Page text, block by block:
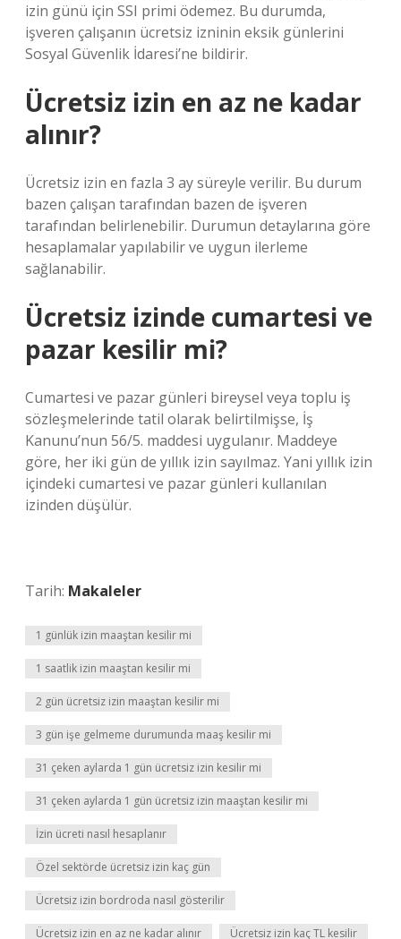
izin günü için SSI primi ödemez. Bu durumda,
işveren çalışanın ücretsiz izninin eksik günlerini
Sosyal Güvenlik İdaresi’ne bildirir.
Ücretsiz izin en az ne kadar
alınır?
Ücretsiz izin en fazla 3 ay süreyle verilir. Bu durum
bazen çalışan tarafından bazen de işveren
tarafından belirlenebilir. Durumun detaylarına göre
hesaplamalar yapılabilir ve uygun ilerleme
sağlanabilir.
Ücretsiz izinde cumartesi ve
pazar kesilir mi?
Cumartesi ve pazar günleri bireysel veya toplu iş
sözleşmelerinde tatil olarak belirtilmişse, İş
Kanunu’nun 56/5. maddesi uygulanır. Maddeye
göre, her iki gün de yıllık izin sayılmaz. Yani yıllık izin
içindeki cumartesi ve pazar günleri kullanılan
izinden düşülür.
Tarih: Makaleler
1 günlük izin maaştan kesilir mi
1 saatlik izin maaştan kesilir mi
2 gün ücretsiz izin maaştan kesilir mi
3 gün işe gelmeme durumunda maaş kesilir mi
31 çeken aylarda 1 gün ücretsiz izin kesilir mi
31 çeken aylarda 1 gün ücretsiz izin maaştan kesilir mi
İzin ücreti nasıl hesaplanır
Özel sektörde ücretsiz izin kaç gün
Ücretsiz izin bordroda nasıl gösterilir
Ücretsiz izin en az ne kadar alınır Ücretsiz izin kaç TL kesilir